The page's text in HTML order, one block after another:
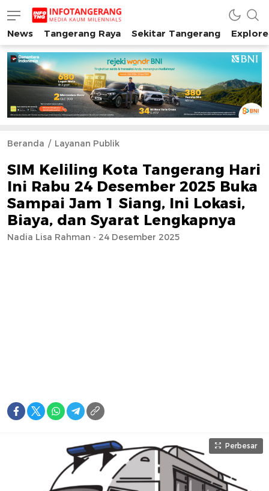
INFO TANGERANG
Media Kaum Millenials Tangerang Raya
News Tangerang Raya Sekitar Tangerang
Beranda Layanan Publik
SIM Keliling Kota Tangerang Hari
Ini Rabu 24 Desember 2025 Buka
Sampai Jam 1 Siang, Ini Lokasi,
Biaya, dan Syarat Lengkapnya
Nadia Lisa Rahman - 24 Desember 2025
Perbesar